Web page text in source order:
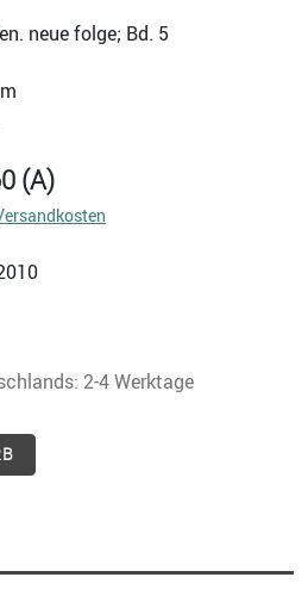
neue folge; Bd. 5
(A)
2-4 Werktage